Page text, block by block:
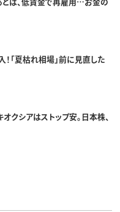
「夏枯れ相場」前に見直した
クシアはストップ安。日本株、